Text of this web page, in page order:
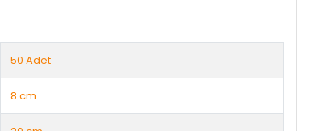
50 Adet
8 cm.